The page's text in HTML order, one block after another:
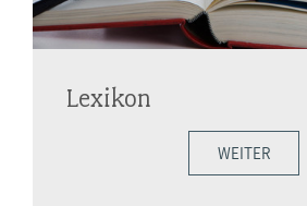
Lexikon
WEITER